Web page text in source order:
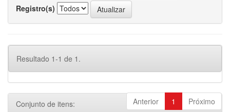
Registro(s)
Resultado 1-1 de 1.
Anterior 1 Próximo
Conjunto de itens: